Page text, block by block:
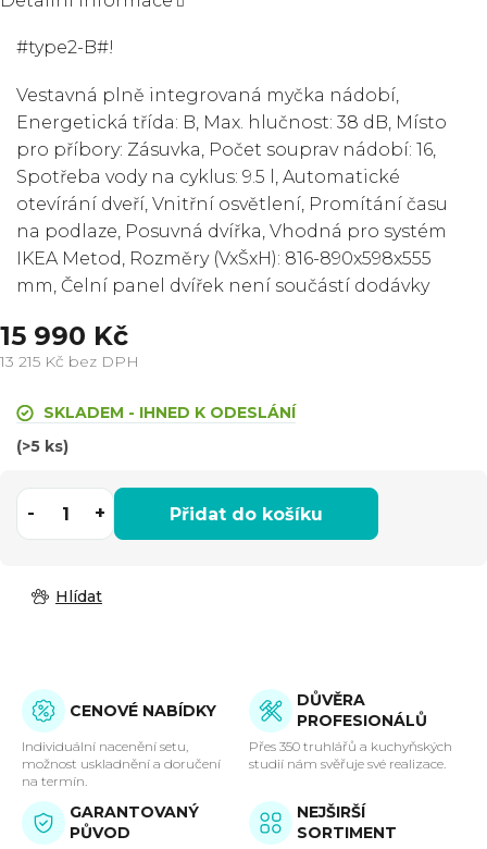
15 990 Kč
13 215 Kč bez DPH
cena:SKLADEM - IHNED K ODESLÁNÍ
(>5 ks)
Přidat do košíku
#type2-B#!
Vestavná plně integrovaná myčka nádobí,
Energetická třída: B, Max. hlučnost: 38 dB, Místo
pro příbory: Zásuvka, Počet souprav nádobí: 16,
Spotřeba vody na cyklus: 9.5 l, Automatické
otevírání dveří, Vnitřní osvětlení, Promítání času
na podlaze, Posuvná dvířka, Vhodná pro systém
IKEA Metod, Rozměry (VxŠxH): 816-890x598x555
mm, Čelní panel dvířek není součástí dodávky
Hlídat
CENOVÉ NABÍDKY
Individuální nacenění setu,
možnost uskladnění a doručení
na termín.
DŮVĚRA
PROFESIONÁLŮ
Přes 350 truhlářů a kuchyňských
studií nám svěřuje své realizace.
GARANTOVANÝ
PŮVOD
NEJŠIRŠÍ
SORTIMENT